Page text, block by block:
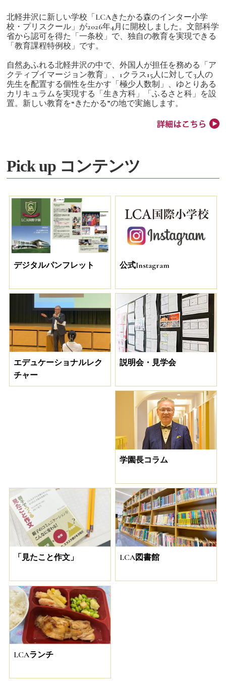
北軽井沢に新しい学校「LCAきたかる森のインター小学
校・プリスクール」が2026年4月に開校しました。文部科学
省から認可を得た「一条校」で、独自の教育を実現できる
「教育課程特例校」です。
自然あふれる北軽井沢の中で、外国人が担任を務める「ア
クティブイマージョン教育」、1クラス15人に対して3人の
先生を配置する個性を生かす「極少人数制」、ゆとりある
カリキュラムを実現する「生き方科」「ふるさと科」を設
置。新しい教育を“きたかる”の地で実施します。
Pick up コンテンツ
デジタルパンフレット 公式Instagram
エデュケーショナルレク
チャー
説明会・見学会
学園長コラム
「見たこと作文」 LCA図書館
LCAランチ